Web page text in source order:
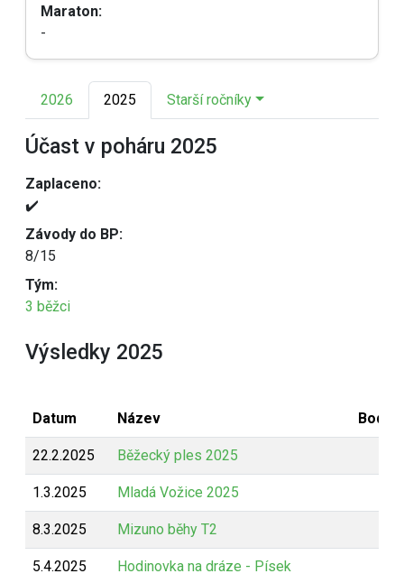
Maraton:
-
2026 2025 Starší ročníky
Účast v poháru 2025
Zaplaceno:
✔️
Závody do BP:
8/15
Tým:
3 běžci
Výsledky 2025
Datum Název
22.2.2025 Běžecký ples 2025
1.3.2025 Mladá Vožice 2025
8.3.2025 Mizuno běhy T2
5.4.2025 Hodinovka na dráze - Písek